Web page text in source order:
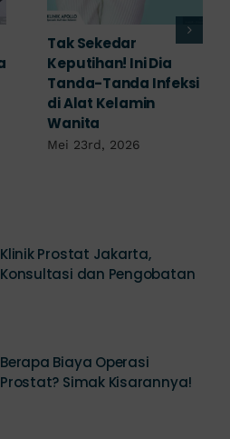
5 Saran Dokter
Mengobati Vagina
Bengkak Akibat
Infeksi, Cek di Sini!
Mei 17th, 2026
Klinik Prostat Jakarta,
Berapa Biaya Operasi